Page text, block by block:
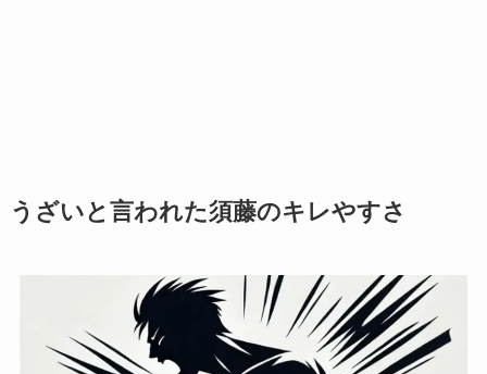
うざいと言われた須藤のキレやすさ